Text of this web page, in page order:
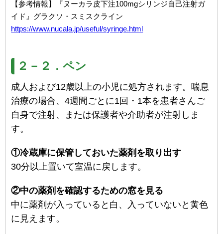
【参考情報】『ヌーカラ皮下注100mgシリンジ自己注射ガ
イド』グラクソ・スミスクライン
https://www.nucala.jp/useful/syringe.html
２－２．ペン
成人および12歳以上の小児に処方されます。喘息
治療の場合、4週間ごとに1回・1本を患者さんご
自身で注射、または保護者や介助者が注射しま
す。
①冷蔵庫に保管しておいた薬剤を取り出す
30分以上置いて室温に戻します。
②中の薬剤を確認するための窓を見る
中に薬剤が入っていると白、入っていないと黄色
に見えます。